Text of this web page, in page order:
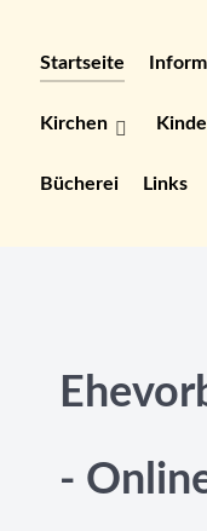
Startseite
Kirchen
Bücherei Links
-